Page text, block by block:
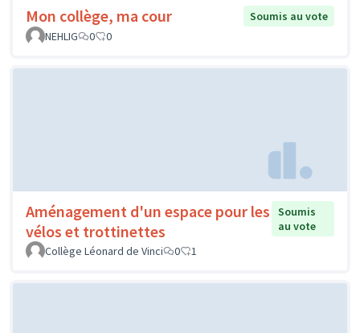
Mon collège, ma cour
Soumis au vote
NEHLIG
0 0
Aménagement d'un espace pour les
vélos et trottinettes
Soumis
au vote
Collège Léonard de Vinci
0 1